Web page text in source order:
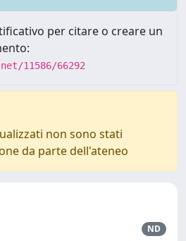
per citare o creare un
11586/66292
non sono stati
da parte dell'ateneo
ND